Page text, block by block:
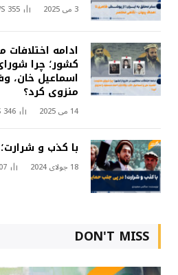
3 می 2025 355
ادامه اختلافات
کشور؛ چرا
اسماعیل خان،
منزوی کرد؟
14 می 2025 346
با کذب و
18 جولای 2024
DON'T MISS